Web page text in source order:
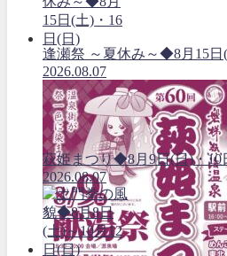
逢瀬祭 ～夏休み～◆8月15日
2026.08.07
萩姫まつり◆8月9日(日)・10
2026.08.07